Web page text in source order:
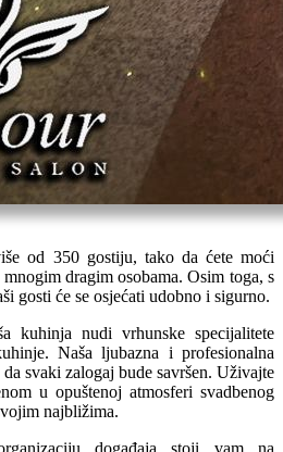
od 350 gostiju, tako da ćete moći
dragim osobama. Osim toga, s
gosti će se osjećati udobno i sigurno.
kuhinja nudi vrhunske specijalitete
Naša ljubazna i profesionalna
svaki zalogaj bude savršen. Uživajte
u opuštenoj atmosferi svadbenog
najbližima.
događaja stoji vam na